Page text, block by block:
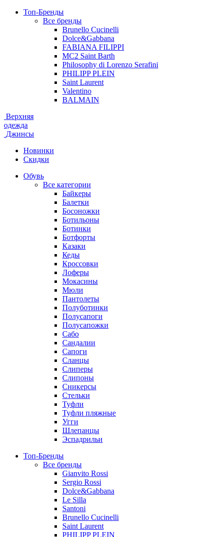
Топ-Бренды
Все бренды
Brunello Cucinelli
Dolce&Gabbana
FABIANA FILIPPI
MC2 Saint Barth
Philosophy di Lorenzo Serafini
PHILIPP PLEIN
Saint Laurent
Valentino
BALMAIN
Верхняя
одежда
Джинсы
Новинки
Скидки
Обувь
Все категории
Байкеры
Балетки
Босоножки
Ботильоны
Ботинки
Ботфорты
Казаки
Кеды
Кроссовки
Лоферы
Мокасины
Мюли
Пантолеты
Полуботинки
Полусапоги
Полусапожки
Сабо
Сандалии
Сапоги
Сланцы
Слиперы
Слипоны
Сникерсы
Стельки
Туфли
Туфли пляжные
Угги
Шлепанцы
Эспадрильи
Топ-Бренды
Все бренды
Gianvito Rossi
Sergio Rossi
Dolce&Gabbana
Le Silla
Santoni
Brunello Cucinelli
Saint Laurent
PHILIPP PLEIN